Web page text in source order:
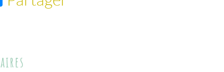
ge